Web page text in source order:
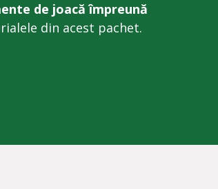
de joacă împreună
din acest pachet.